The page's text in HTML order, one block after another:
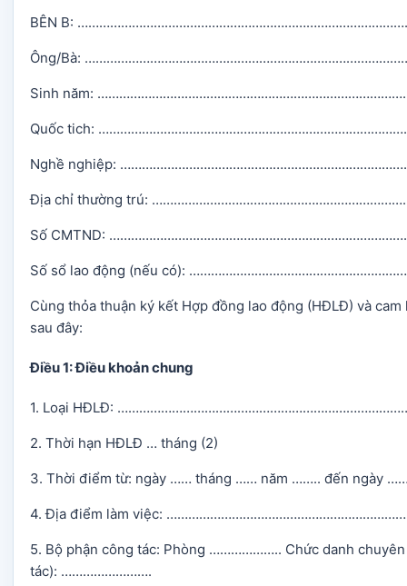
BÊN B:
Ông/Bà:
Sinh năm:
Quốc tich:
Nghề nghiệp:
Địa chỉ thường trú:
Số CMTND:
Số sổ lao động (nếu có):
Cùng thỏa thuận ký kết Hợp đồng lao động (HĐLĐ) và
sau đây:
Điều 1: Điều khoản chung
1. Loại HĐLĐ:
2. Thời hạn HĐLĐ … tháng (2)
3. Thời điểm từ: ngày …… tháng …… năm …….. đến ngày
4. Địa điểm làm việc:
5. Bộ phận công tác: Phòng ……………….. Chức danh
tác): …………………….